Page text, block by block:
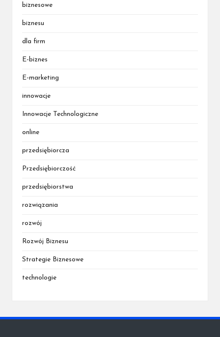
biznesowe
biznesu
dla firm
E-biznes
E-marketing
innowacje
Innowacje Technologiczne
online
przedsiębiorcza
Przedsiębiorczość
przedsiębiorstwa
rozwiązania
rozwój
Rozwój Biznesu
Strategie Biznesowe
technologie